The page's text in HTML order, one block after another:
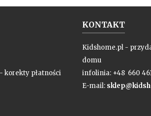
korekty płatności
KONTAKT
Kidshome.pl -
domu
infolinia: +48 660
E-mail: